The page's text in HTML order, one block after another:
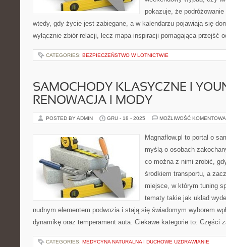
pokazuje, że
wtedy, gdy życie jest zabiegane, a w kalendarzu pojawiają się
wyłącznie zbiór relacji, lecz mapa inspiracji pomagająca przejść
CATEGORIES: BEZPIECZEŃSTWO W LOTNICTWIE
SAMOCHODY KLASYCZNE I
RENOWACJA I MODY
POSTED BY ADMIN GRU - 18 - 2025 MOŻLIWOŚĆ
Magnaflow.pl to portal o
myślą o osobach
co można z nimi zrobić,
środkiem transportu, a
miejsce, w którym tuning
tematy takie jak układ
nudnym elementem podwozia i stają się świadomym wyborem
dynamikę oraz temperament auta. Ciekawe kategorie to: Części
CATEGORIES: MEDYCYNA NATURALNA I DUCHOWE UZDRAWIANIE